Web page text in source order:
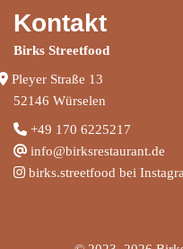
Kontakt
Birks Streetfood
Pleyer Straße 13
52146 Würselen
+49 170 6225217
info@birksrestaurant.de
birks.streetfood bei